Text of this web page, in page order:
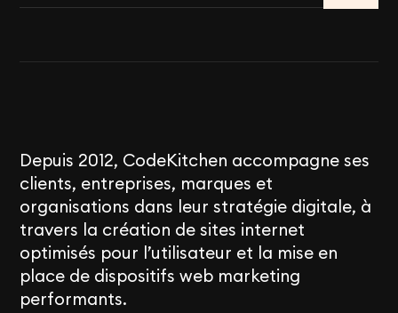
Depuis 2012, CodeKitchen accompagne ses
clients, entreprises, marques et
organisations dans leur stratégie digitale, à
travers la création de sites internet
optimisés pour l’utilisateur et la mise en
place de dispositifs web marketing
performants.